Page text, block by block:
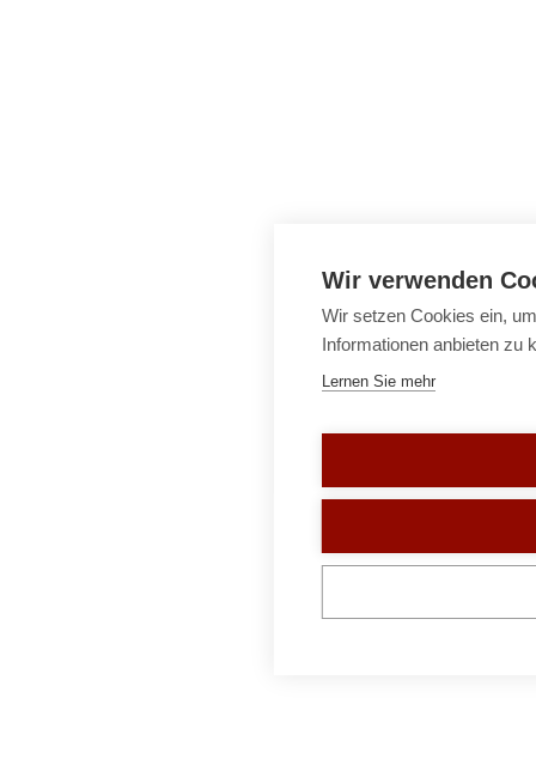
Wir verwenden
Wir setzen Cookies ein,
Informationen anbieten zu
Lernen Sie mehr